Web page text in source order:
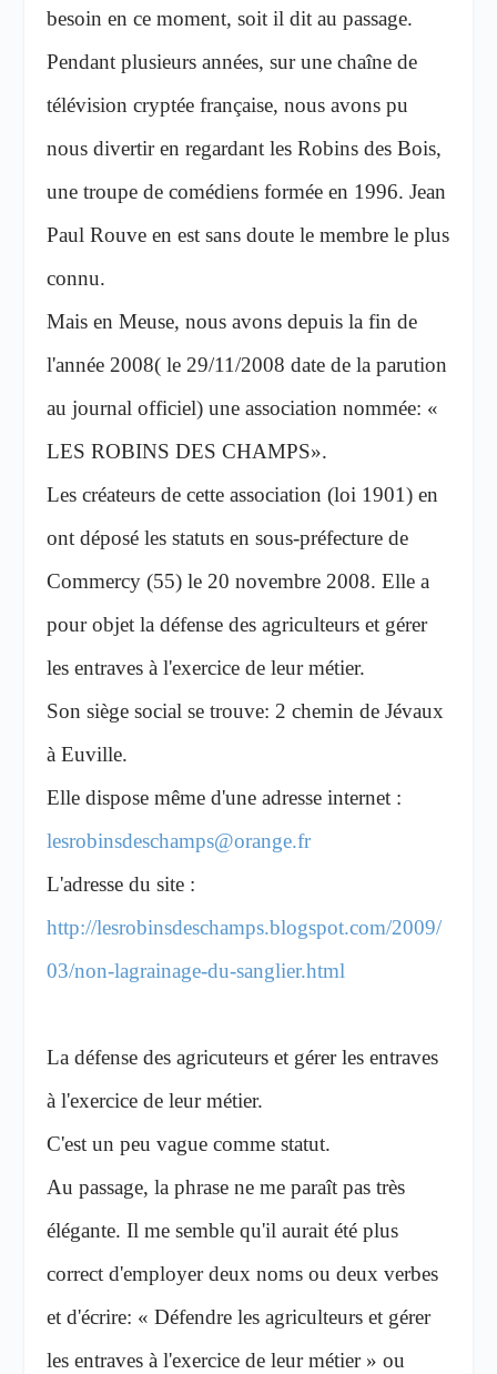
besoin en ce moment, soit il dit au passage.
Pendant plusieurs années, sur une chaîne de
télévision cryptée française, nous avons pu
nous divertir en regardant les Robins des Bois,
une troupe de comédiens formée en 1996. Jean
Paul Rouve en est sans doute le membre le plus
connu.
Mais en Meuse, nous avons depuis la fin de
l'année 2008( le 29/11/2008 date de la parution
au journal officiel) une association nommée: «
LES ROBINS DES CHAMPS».
Les créateurs de cette association (loi 1901) en
ont déposé les statuts en sous-préfecture de
Commercy (55) le 20 novembre 2008. Elle a
pour objet la défense des agriculteurs et gérer
les entraves à l'exercice de leur métier.
Son siège social se trouve: 2 chemin de Jévaux
à Euville.
Elle dispose même d'une adresse internet :
lesrobinsdeschamps@orange.fr
L'adresse du site :
http://lesrobinsdeschamps.blogspot.com/2009/
03/non-lagrainage-du-sanglier.html
La défense des agricuteurs et gérer les entraves
à l'exercice de leur métier.
C'est un peu vague comme statut.
Au passage, la phrase ne me paraît pas très
élégante. Il me semble qu'il aurait été plus
correct d'employer deux noms ou deux verbes
et d'écrire: « Défendre les agriculteurs et gérer
les entraves à l'exercice de leur métier » ou